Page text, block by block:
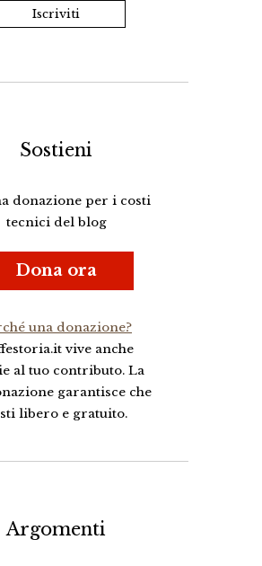
Sostieni
donazione per i costi
tecnici del blog
Dona ora
una donazione?
vive anche
al tuo contributo. La
garantisce che
libero e gratuito.
Argomenti